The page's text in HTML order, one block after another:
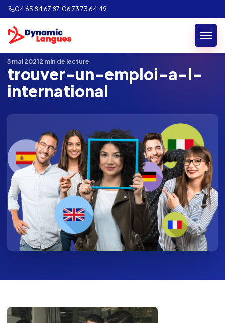
04 65 84 67 87|06 73 73 64 49
Retour au blog
5 mai 20212 min de lecture
trouver-un-emploi-a-l-
international